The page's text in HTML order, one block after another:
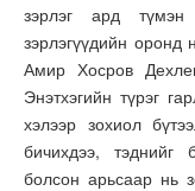
зэрлэг ард түмэн
зэрлэгүүдийн оронд
Амир Хосров
Энэтхэгийн түрэг
хэлээр зохиол
бичихдээ, тэднийг
болсон арьсаар нь